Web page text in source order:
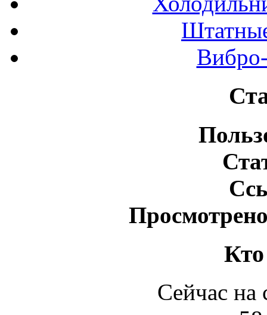
Кто
Сейчас на